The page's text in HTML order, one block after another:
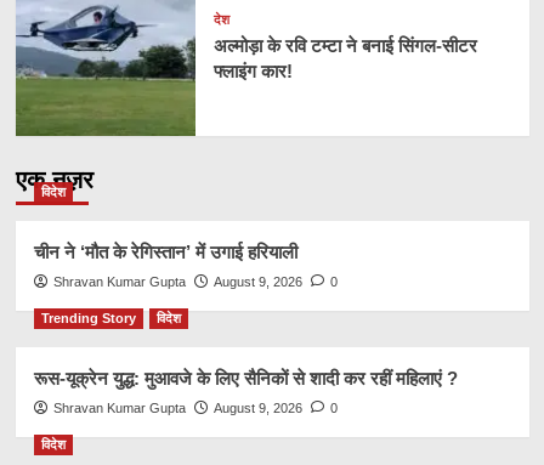
देश
अल्मोड़ा के रवि टम्टा ने बनाई सिंगल-सीटर
फ्लाइंग कार!
एक नज़र
विदेश
चीन ने ‘मौत के रेगिस्तान’ में उगाई हरियाली
Shravan Kumar Gupta August 9, 2026 0
Trending Story विदेश
रूस-यूक्रेन युद्ध: मुआवजे के लिए सैनिकों से शादी कर रहीं महिलाएं ?
Shravan Kumar Gupta August 9, 2026 0
विदेश